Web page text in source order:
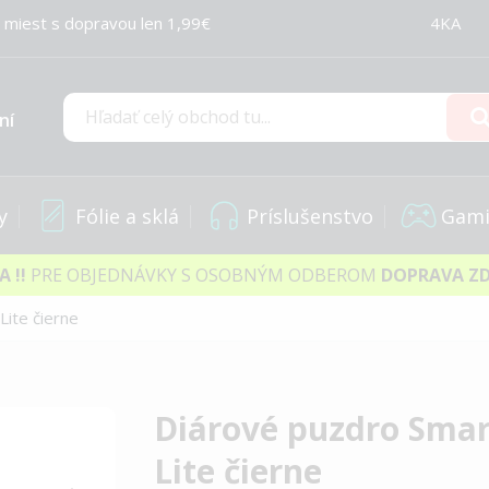
s dopravou len 1,99€ 4KA
Hľadať
Fólie a sklá Príslušenstvo
!! PRE OBJEDNÁVKY S OSOBNÝM ODBEROM DOPRAVA
čierne
Diárové puzdro
Lite čierne